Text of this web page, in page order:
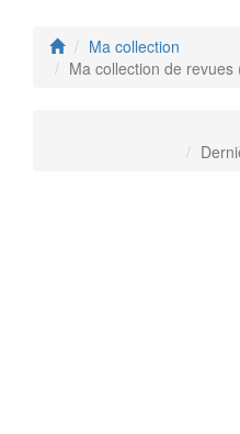
Ma collection
Ma collection de